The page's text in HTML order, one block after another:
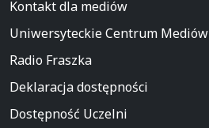
Kontakt dla mediów
Uniwersyteckie Centrum Mediów
Radio Fraszka
Deklaracja dostępności
Dostępność Uczelni